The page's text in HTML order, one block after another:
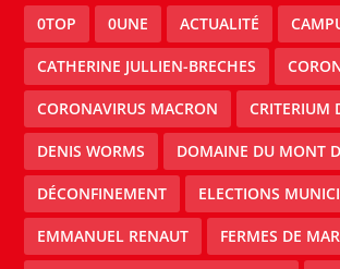
0TOP 0UNE ACTUALITÉ
CATHERINE JULLIEN-BRECHES
CORONAVIRUS MACRON CRITERIUM
DENIS WORMS DOMAINE DU MONT
DÉCONFINEMENT ELECTIONS
EMMANUEL RENAUT FERMES DE